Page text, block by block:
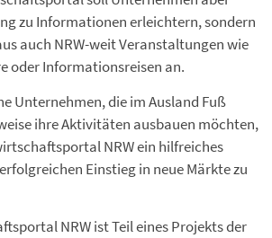
zu Informationen erleichtern, sondern
auch NRW-weit Veranstaltungen wie
oder Informationsreisen an.
Unternehmen, die im Ausland Fuß
ihre Aktivitäten ausbauen möchten,
NRW ein hilfreiches
Einstieg in neue Märkte zu
NRW ist Teil eines Projekts der